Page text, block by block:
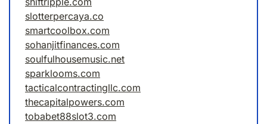
slotterpercaya.co
smartcoolbox.com
sohanjitfinances.com
soulfulhousemusic.net
sparklooms.com
tacticalcontractingllc.com
thecapitalpowers.com
tobabet88slot3.com